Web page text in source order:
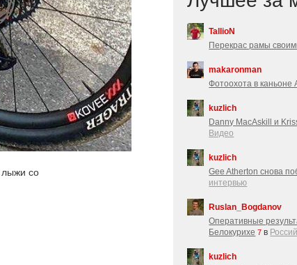
лыжи со
TallioN
Перекрас рамы
makaronman
Фотоохота в каньоне
kuzlich
Danny MacAskill и
Видео
kuzlich
Gee Atherton снова
интервью
Ruslan_Bogdanov
Оперативные
Белокурихе 7 в
kuzlich